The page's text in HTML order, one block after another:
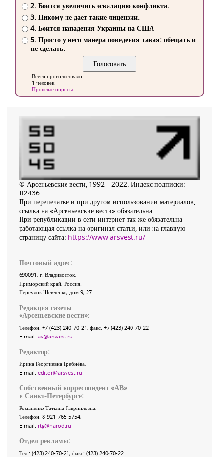
2. Боится увеличить эскалацию конфликта.
3. Никому не дает такие лицензии.
4. Боится нападения Украины на США
5. Просто у него манера поведения такая: обещать и
не сделать.
Всего проголосовало
1 человек
Прошлые опросы
© Арсеньевские вести, 1992—2022. Индекс подписки:
П2436
При перепечатке и при другом использовании материалов,
ссылка на «Арсеньевские вести» обязательна.
При републикации в сети интернет так же обязательна
работающая ссылка на оригинал статьи, или на главную
страницу сайта: https://www.arsvest.ru/
Почтовый адрес:
690091, г. Владивосток,
Приморский край, Россия
Переулок Шевченко, дом 9, 27
Редакция газеты
«Арсеньевские вести»:
Телефон: +7 (423) 240-70-21, факс: +7 (423) 240-70-22
E-mail: av@arsvest.ru
Редактор:
Ирина Георгиевна Гребнёва,
E-mail: editor@arsvest.ru
Собственный корреспондент «АВ»
в Санкт-Петербурге:
Романенко Татьяна Гаврииловна,
Телефон: 8-921-765-5754,
E-mail: rtg@narod.ru
Отдел рекламы:
Тел.: (423) 240-70-21, факс: (423) 240-70-22